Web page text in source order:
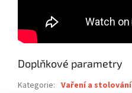
Doplňkové parametry
Kategorie: Vaření a stolování